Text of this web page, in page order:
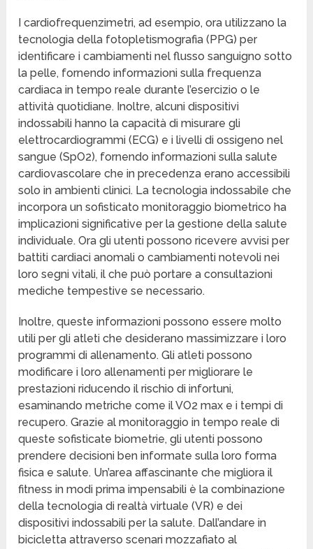
I cardiofrequenzimetri, ad esempio, ora utilizzano la
tecnologia della fotopletismografia (PPG) per
identificare i cambiamenti nel flusso sanguigno sotto
la pelle, fornendo informazioni sulla frequenza
cardiaca in tempo reale durante l’esercizio o le
attività quotidiane. Inoltre, alcuni dispositivi
indossabili hanno la capacità di misurare gli
elettrocardiogrammi (ECG) e i livelli di ossigeno nel
sangue (SpO2), fornendo informazioni sulla salute
cardiovascolare che in precedenza erano accessibili
solo in ambienti clinici. La tecnologia indossabile che
incorpora un sofisticato monitoraggio biometrico ha
implicazioni significative per la gestione della salute
individuale. Ora gli utenti possono ricevere avvisi per
battiti cardiaci anomali o cambiamenti notevoli nei
loro segni vitali, il che può portare a consultazioni
mediche tempestive se necessario.
Inoltre, queste informazioni possono essere molto
utili per gli atleti che desiderano massimizzare i loro
programmi di allenamento. Gli atleti possono
modificare i loro allenamenti per migliorare le
prestazioni riducendo il rischio di infortuni,
esaminando metriche come il VO2 max e i tempi di
recupero. Grazie al monitoraggio in tempo reale di
queste sofisticate biometrie, gli utenti possono
prendere decisioni ben informate sulla loro forma
fisica e salute. Un’area affascinante che migliora il
fitness in modi prima impensabili è la combinazione
della tecnologia di realtà virtuale (VR) e dei
dispositivi indossabili per la salute. Dall’andare in
bicicletta attraverso scenari mozzafiato al